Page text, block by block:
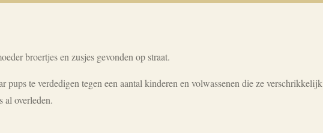
broertjes en zusjes gevonden op straat.
pups te verdedigen tegen een aantal kinderen en volwassenen die ze verschrikkelijk
al overleden.